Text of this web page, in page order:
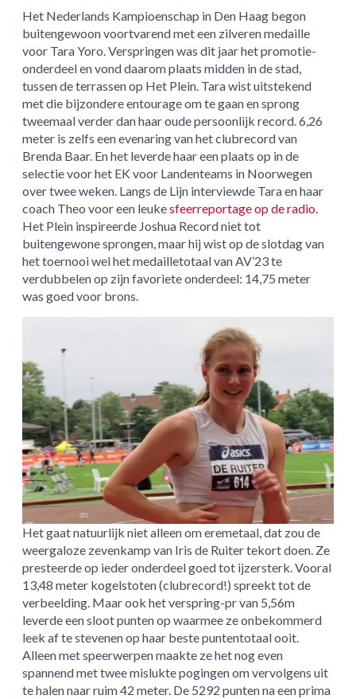
Het Nederlands Kampioenschap in Den Haag begon
buitengewoon voortvarend met een zilveren medaille
voor Tara Yoro. Verspringen was dit jaar het promotie-
onderdeel en vond daarom plaats midden in de stad,
tussen de terrassen op Het Plein. Tara wist uitstekend
met die bijzondere entourage om te gaan en sprong
tweemaal verder dan haar oude persoonlijk record. 6,26
meter is zelfs een evenaring van het clubrecord van
Brenda Baar. En het leverde haar een plaats op in de
selectie voor het EK voor Landenteams in Noorwegen
over twee weken. Langs de Lijn interviewde Tara en haar
coach Theo voor een leukesfeerreportage op de radio.
Het Plein inspireerde Joshua Record niet tot
buitengewone sprongen, maar hij wist op de slotdag van
het toernooi wel het medailletotaal van AV’23 te
verdubbelen op zijn favoriete onderdeel: 14,75 meter
was goed voor brons.
Het gaat natuurlijk niet alleen om eremetaal, dat zou de
weergaloze zevenkamp van Iris de Ruiter tekort doen. Ze
presteerde op ieder onderdeel goed tot ijzersterk. Vooral
13,48 meter kogelstoten (clubrecord!) spreekt tot de
verbeelding. Maar ook het verspring-pr van 5,56m
leverde een sloot punten op waarmee ze onbekommerd
leek af te stevenen op haar beste puntentotaal ooit.
Alleen met speerwerpen maakte ze het nog even
spannend met twee mislukte pogingen om vervolgens uit
te halen naar ruim 42 meter. De 5292 punten na een prima